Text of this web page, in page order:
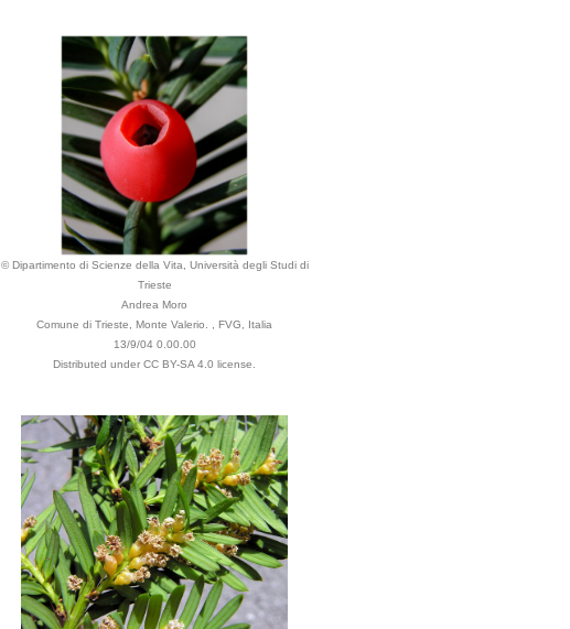
© Dipartimento di Scienze della Vita, Università degli Studi di
Trieste
Andrea Moro
Comune di Trieste, Monte Valerio. , FVG, Italia
13/9/04 0.00.00
Distributed under CC BY-SA 4.0 license.